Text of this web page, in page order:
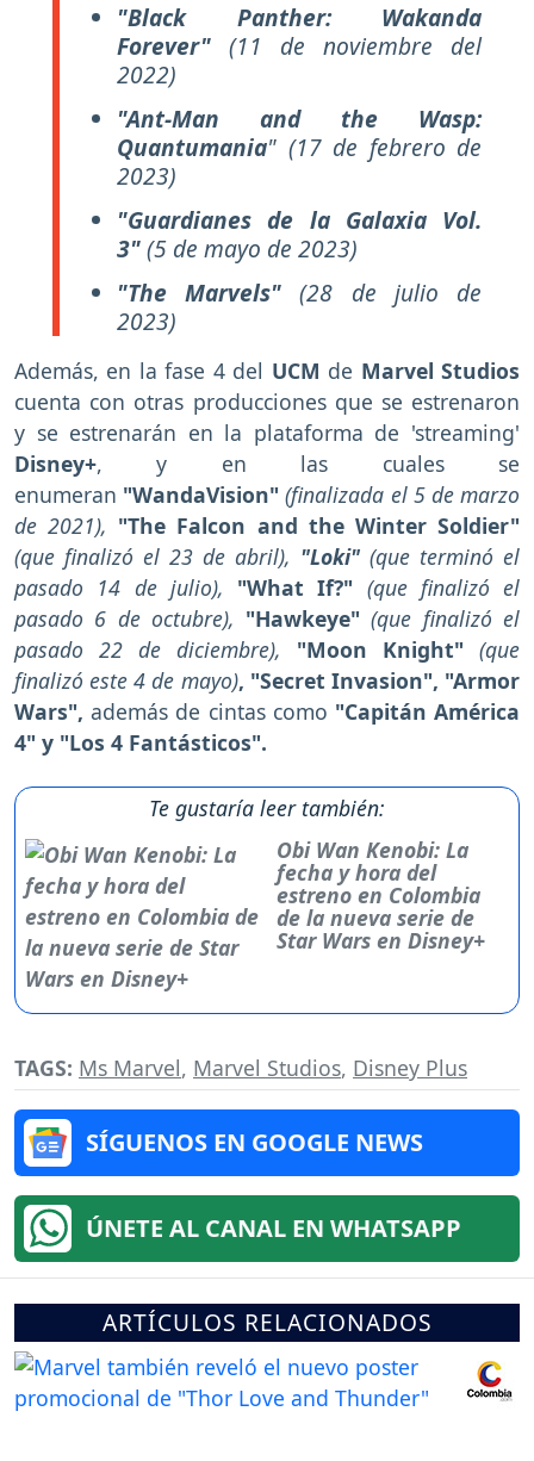
"Black Panther: Wakanda
Forever" (11 de noviembre del
2022)
"Ant-Man and the Wasp:
Quantumania" (17 de febrero de
2023)
"Guardianes de la Galaxia Vol.
3"(5 de mayo de 2023)
"The Marvels"(28 de julio de
2023)
Además, en la fase 4 del UCM de Marvel Studios
cuenta con otras producciones que se estrenaron
y se estrenarán en la plataforma de 'streaming'
Disney+, y en las cuales se
enumeran "WandaVision" (finalizada el 5 de marzo
de 2021), "The Falcon and the Winter Soldier"
(que finalizó el 23 de abril), "Loki" (que terminó el
pasado 14 de julio), "What If?" (que finalizó el
pasado 6 de octubre), "Hawkeye" (que finalizó el
pasado 22 de diciembre), "Moon Knight" (que
finalizó este 4 de mayo), "Secret Invasion", "Armor
Wars", además de cintas como "Capitán América
4" y "Los 4 Fantásticos".
Te gustaría leer también:
Obi Wan Kenobi: La
fecha y hora del
estreno en Colombia
de la nueva serie de
Star Wars en Disney+
TAGS: Ms Marvel, Marvel Studios, Disney Plus
SÍGUENOS EN GOOGLE NEWS
ÚNETE AL CANAL EN WHATSAPP
ARTÍCULOS RELACIONADOS